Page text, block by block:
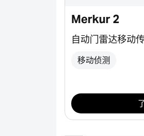
Merkur 2
自动门雷达移动
移动侦测